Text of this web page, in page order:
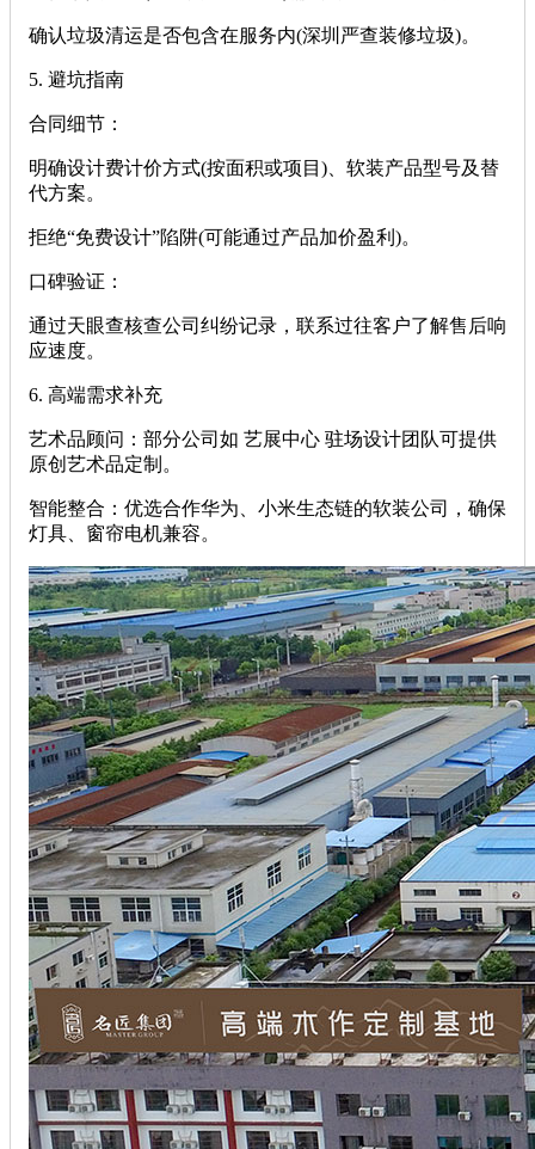
确认垃圾清运是否包含在服务内(深圳严查装修垃圾)。
‌5. 避坑指南‌
‌合同细节‌：
明确设计费计价方式(按面积或项目)、软装产品型号及替
代方案。
拒绝“免费设计”陷阱(可能通过产品加价盈利)。
‌口碑验证‌：
通过天眼查核查公司纠纷记录，联系过往客户了解售后响
应速度。
‌6. 高端需求补充‌
‌艺术品顾问‌：部分公司如 ‌艺展中心‌ 驻场设计团队可提供
原创艺术品定制。
‌智能整合‌：优选合作华为、小米生态链的软装公司，确保
灯具、窗帘电机兼容。